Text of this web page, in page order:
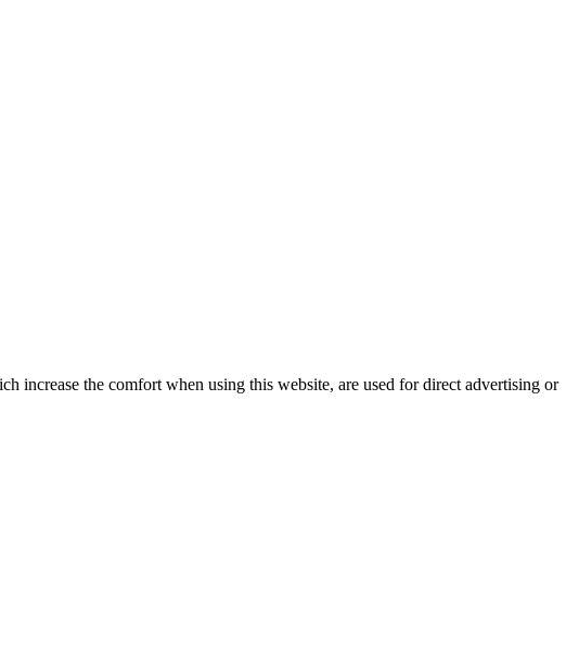
increase the comfort when using this website, are used for direct advertising or